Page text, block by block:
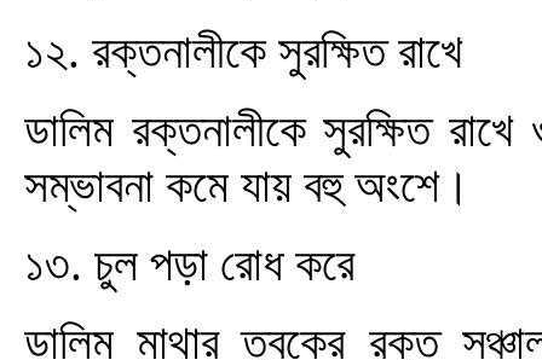
১২. রক্তনালীকে সুরক্ষিত রাখে
ডালিম রক্তনালীকে সুরক্ষিত
সম্ভাবনা কমে যায় বহু অংশে।
১৩. চুল পড়া রোধ করে
ডালিম মাথার ত্বকের রক্ত